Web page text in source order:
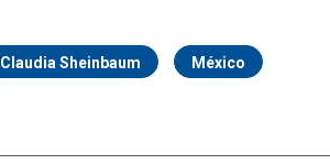
Claudia Sheinbaum México